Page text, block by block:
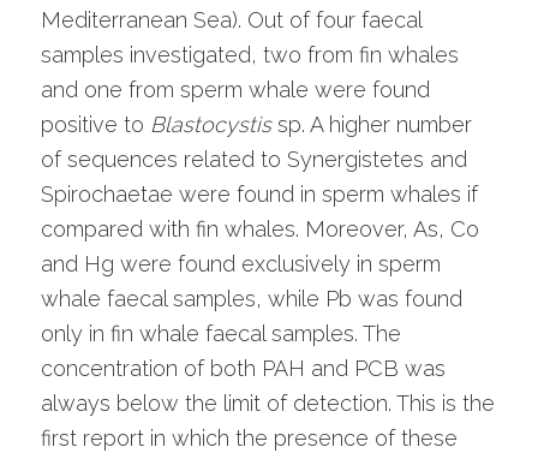
Mediterranean Sea). Out of four faecal
samples investigated, two from fin whales
and one from sperm whale were found
positive to Blastocystissp. A higher number
of sequences related to Synergistetes and
Spirochaetae were found in sperm whales if
compared with fin whales. Moreover, As, Co
and Hg were found exclusively in sperm
whale faecal samples, while Pb was found
only in fin whale faecal samples. The
concentration of both PAH and PCB was
always below the limit of detection. This is the
first report in which the presence of these